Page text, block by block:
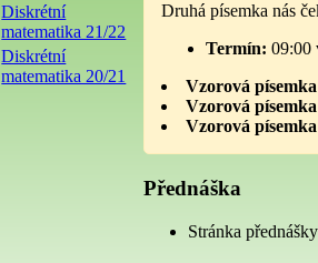
Diskrétní
matematika 21/22
Diskrétní
matematika 20/21
Druhá písemka nás
Termín: 09:00
Vzorová
Vzorová
Vzorová
Přednáška
Stránka